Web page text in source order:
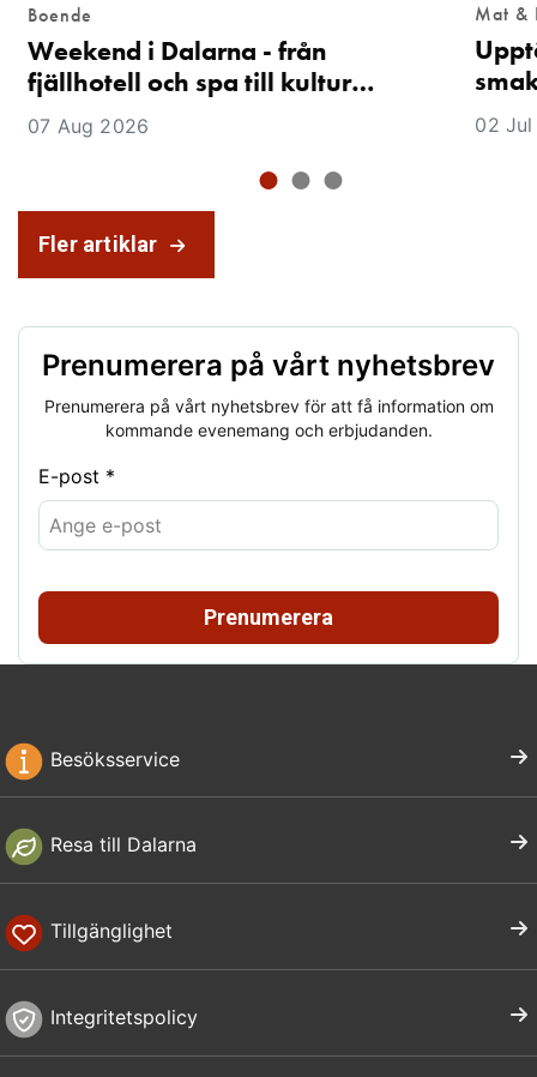
Boende
Weekend i Dalarna - från
fjällhotell och spa till kultur…
07 Aug 2026
Mat &
02
Fler artiklar
Prenumerera på vårt nyhetsbrev
Prenumerera på vårt nyhetsbrev för att få information om
kommande evenemang och erbjudanden.
E-post *
Prenumerera
Besöksservice
Resa till Dalarna
Tillgänglighet
Integritetspolicy